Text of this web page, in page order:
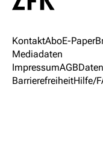
KontaktAboE-Paper
Mediadaten
ImpressumAGB
BarrierefreiheitHilfe/